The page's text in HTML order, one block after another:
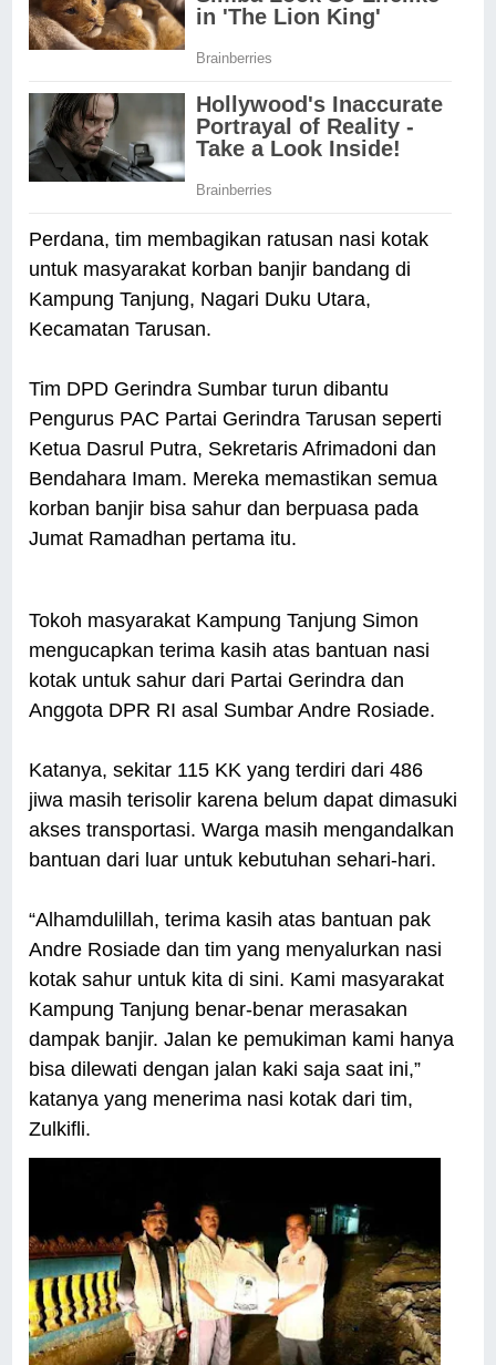
Perdana, tim membagikan ratusan nasi kotak
untuk masyarakat korban banjir bandang di
Kampung Tanjung, Nagari Duku Utara,
Kecamatan Tarusan.
Tim DPD Gerindra Sumbar turun dibantu
Pengurus PAC Partai Gerindra Tarusan seperti
Ketua Dasrul Putra, Sekretaris Afrimadoni dan
Bendahara Imam. Mereka memastikan semua
korban banjir bisa sahur dan berpuasa pada
Jumat Ramadhan pertama itu.
Tokoh masyarakat Kampung Tanjung Simon
mengucapkan terima kasih atas bantuan nasi
kotak untuk sahur dari Partai Gerindra dan
Anggota DPR RI asal Sumbar Andre Rosiade.
Katanya, sekitar 115 KK yang terdiri dari 486
jiwa masih terisolir karena belum dapat dimasuki
akses transportasi. Warga masih mengandalkan
bantuan dari luar untuk kebutuhan sehari-hari.
“Alhamdulillah, terima kasih atas bantuan pak
Andre Rosiade dan tim yang menyalurkan nasi
kotak sahur untuk kita di sini. Kami masyarakat
Kampung Tanjung benar-benar merasakan
dampak banjir. Jalan ke pemukiman kami hanya
bisa dilewati dengan jalan kaki saja saat ini,”
katanya yang menerima nasi kotak dari tim,
Zulkifli.